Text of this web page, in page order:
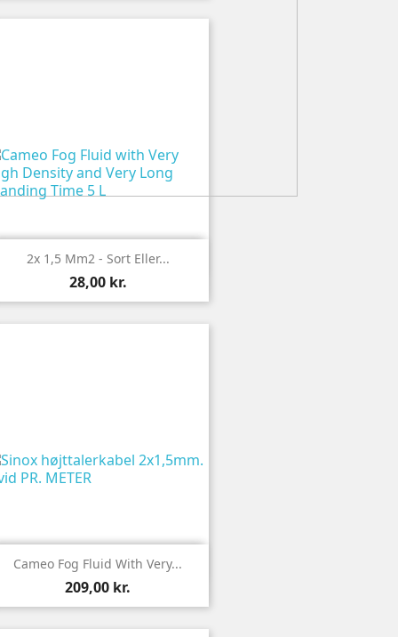
 Vis
2x 1,5 Mm2 - Sort Eller...
28,00 kr.
 Vis
Cameo Fog Fluid With Very...
209,00 kr.